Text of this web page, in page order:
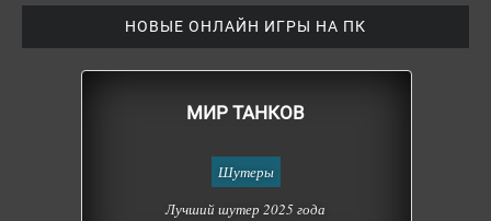
НОВЫЕ ОНЛАЙН ИГРЫ НА ПК
МИР ТАНКОВ
Шутеры
Лучший шутер 2025 года